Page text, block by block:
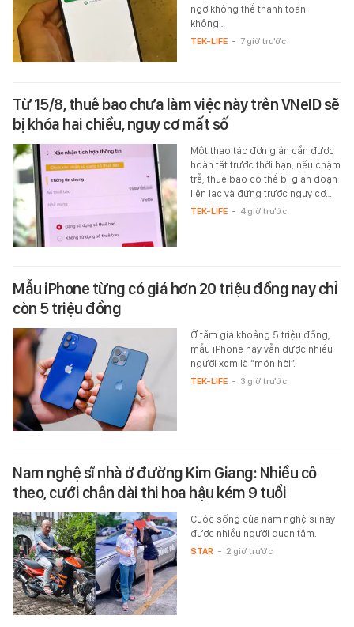
ngờ không thể thanh toán
không…
TEK-LIFE - 7 giờ trước
Từ 15/8, thuê bao chưa làm việc này trên VNeID sẽ
bị khóa hai chiều, nguy cơ mất số
Một thao tác đơn giản cần được
hoàn tất trước thời hạn, nếu chậm
trễ, thuê bao có thể bị gián đoạn
liên lạc và đứng trước nguy cơ…
TEK-LIFE - 4 giờ trước
Mẫu iPhone từng có giá hơn 20 triệu đồng nay chỉ
còn 5 triệu đồng
Ở tầm giá khoảng 5 triệu đồng,
mẫu iPhone này vẫn được nhiều
người xem là “món hời”.
TEK-LIFE - 3 giờ trước
Nam nghệ sĩ nhà ở đường Kim Giang: Nhiều cô
theo, cưới chân dài thi hoa hậu kém 9 tuổi
Cuộc sống của nam nghệ sĩ này
được nhiều người quan tâm.
STAR - 2 giờ trước